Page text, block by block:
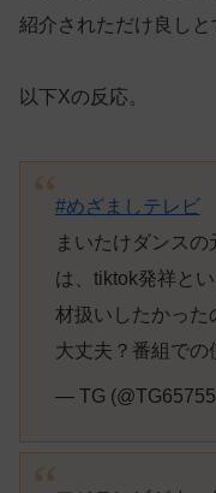
紹介されただけ良しと
以下Xの反応。
#めざましテレビ
まいたけダンス
は、tiktok発祥と
材扱いしたかった
大丈夫？番組での
— TG